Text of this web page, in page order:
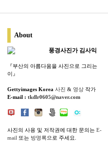
About
풍경사진가 김사익
『부산의 아름다움을 사진으로 그리는
이』
Gettyimages Korea 사진 & 영상 작가
E-mail : tkdlr0605@naver.com
사진의 사용 및 저작권에 대한 문의는 E-
mail 또는 방명록으로 주세요.